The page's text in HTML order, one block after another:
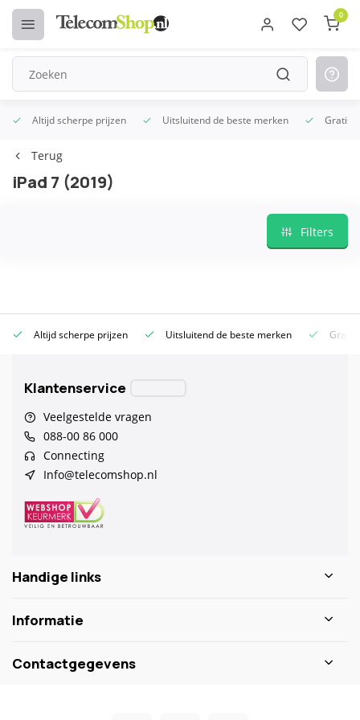
0
Altijd scherpe prijzen Uitsluitend de beste merken Gratis
Terug
iPad 7 (2019)
Filters
Altijd scherpe prijzen Uitsluitend de beste merken Gratis
Klantenservice
Veelgestelde vragen
088-00 86 000
Connecting
Info@telecomshop.nl
Handige links
Informatie
Contactgegevens